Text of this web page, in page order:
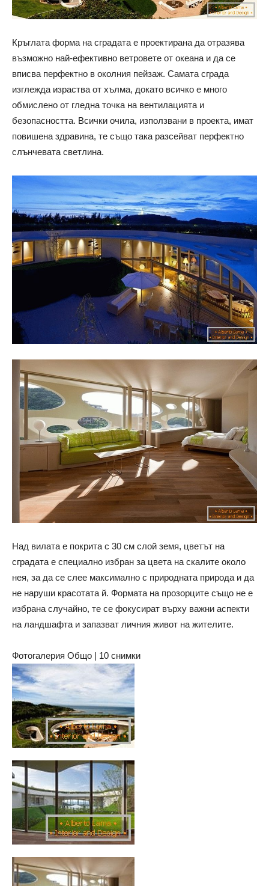
Кръглата форма на сградата е проектирана да отразява
възможно най-ефективно ветровете от океана и да се
вписва перфектно в околния пейзаж. Самата сграда
изглежда израства от хълма, докато всичко е много
обмислено от гледна точка на вентилацията и
безопасността. Всички очила, използвани в проекта, имат
повишена здравина, те също така разсейват перфектно
слънчевата светлина.
Над вилата е покрита с 30 см слой земя, цветът на
сградата е специално избран за цвета на скалите около
нея, за да се слее максимално с природната природа и да
не наруши красотата й. Формата на прозорците също не е
избрана случайно, те се фокусират върху важни аспекти
на ландшафта и запазват личния живот на жителите.
Фотогалерия Общо | 10 снимки